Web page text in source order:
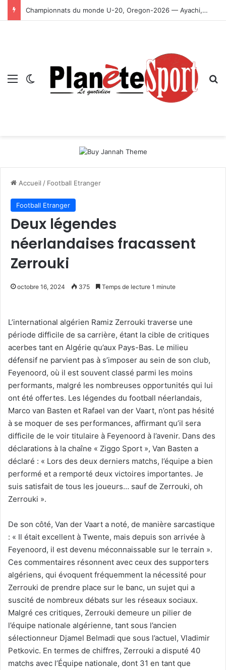
Championnats du monde U-20, Oregon-2026 — Ayachi, Dissa, Touahria et Ghezali en finale
Menu Switch skin
Accueil / Football Etranger
Football Etranger
Deux légendes
néerlandaises fracassent
Zerrouki
octobre 16, 2024 375 Temps de lecture 1 minute
L’international algérien Ramiz Zerrouki traverse une
période difficile de sa carrière, étant la cible de critiques
acerbes tant en Algérie qu’aux Pays-Bas. Le milieu
défensif ne parvient pas à s’imposer au sein de son club,
Feyenoord, où il est souvent classé parmi les moins
performants, malgré les nombreuses opportunités qui lui
ont été offertes. Les légendes du football néerlandais,
Marco van Basten et Rafael van der Vaart, n’ont pas hésité
à se moquer de ses performances, affirmant qu’il sera
difficile de le voir titulaire à Feyenoord à l’avenir. Dans des
déclarations à la chaîne « Ziggo Sport », Van Basten a
déclaré : « Lors des deux derniers matchs, l’équipe a bien
performé et a remporté deux victoires importantes. Je
suis satisfait de tous les joueurs… sauf de Zerrouki, oh
Zerrouki ».
De son côté, Van der Vaart a noté, de manière sarcastique
: « Il était excellent à Twente, mais depuis son arrivée à
Feyenoord, il est devenu méconnaissable sur le terrain ».
Ces commentaires résonnent avec ceux des supporters
algériens, qui évoquent fréquemment la nécessité pour
Zerrouki de prendre place sur le banc, un sujet qui a
suscité de nombreux débats sur les réseaux sociaux.
Malgré ces critiques, Zerrouki demeure un pilier de
l’équipe nationale algérienne, tant sous l’ancien
sélectionneur Djamel Belmadi que sous l’actuel, Vladimir
Petkovic. En termes de chiffres, Zerrouki a disputé 40
matchs avec l’Équipe nationale, dont 31 en tant que